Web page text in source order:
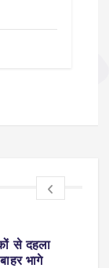
से दहला
भागे